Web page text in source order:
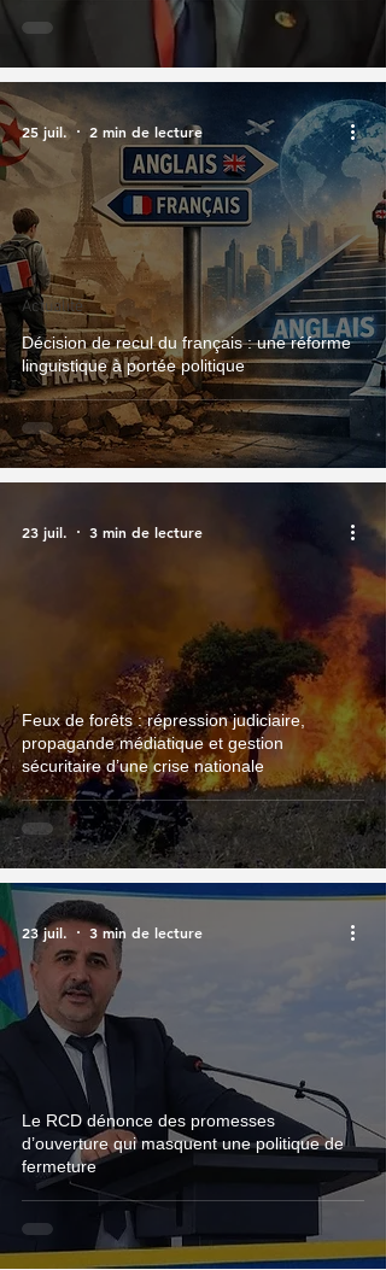
Décision de recul du français : une réforme
linguistique à portée politique
Actualité
25 juil. 2 min de lecture
Feux de forêts : répression judiciaire,
propagande médiatique et gestion
sécuritaire d’une crise nationale
23 juil. 3 min de lecture
Le RCD dénonce des promesses
d’ouverture qui masquent une politique de
fermeture
23 juil. 3 min de lecture